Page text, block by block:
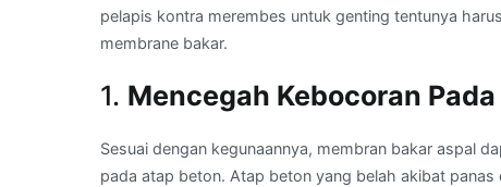
pelapis kontra merembes untuk genting tentunya
membrane bakar.
1. Mencegah Kebocoran
Sesuai dengan kegunaannya, membran bakar aspal
pada atap beton. Atap beton yang belah akibat